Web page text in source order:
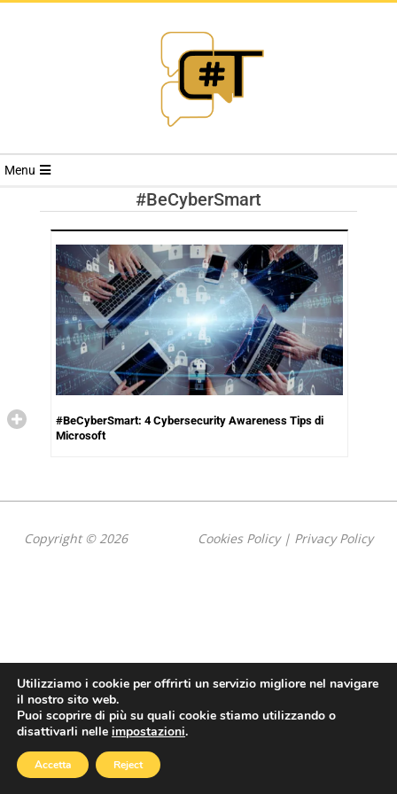
RIVISTA
TRENDS
Menu
#BeCyberSmart
#BeCyberSmart: 4 Cybersecurity Awareness Tips di
Microsoft
Copyright © 2026 Cookies Policy| Privacy Policy
Utilizziamo i cookie per offrirti un servizio migliore nel navigare
il nostro sito web.
Puoi scoprire di più su quali cookie stiamo utilizzando o
disattivarli nelle impostazioni.
Accetta Reject